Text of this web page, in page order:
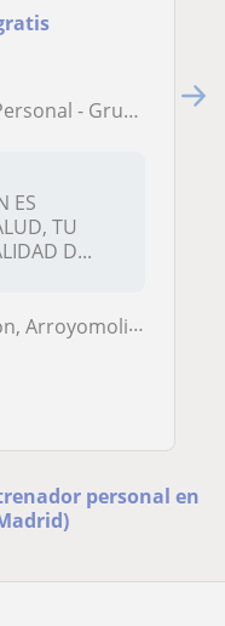
Reducidos
ES
TU
D...
Boadilla del Monte, M...
personal en